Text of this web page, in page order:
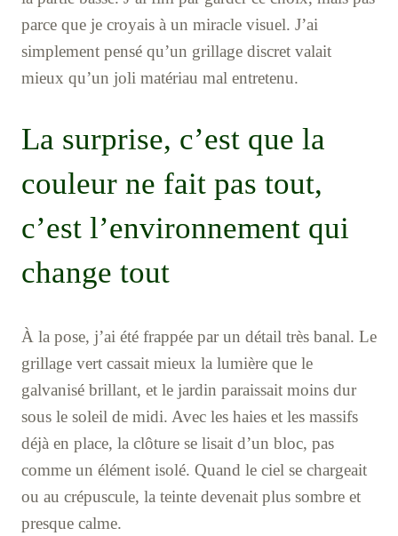
parce que je croyais à un miracle visuel. J’ai
simplement pensé qu’un grillage discret valait
mieux qu’un joli matériau mal entretenu.
La surprise, c’est que la
couleur ne fait pas tout,
c’est l’environnement qui
change tout
À la pose, j’ai été frappée par un détail très banal. Le
grillage vert cassait mieux la lumière que le
galvanisé brillant, et le jardin paraissait moins dur
sous le soleil de midi. Avec les haies et les massifs
déjà en place, la clôture se lisait d’un bloc, pas
comme un élément isolé. Quand le ciel se chargeait
ou au crépuscule, la teinte devenait plus sombre et
presque calme.